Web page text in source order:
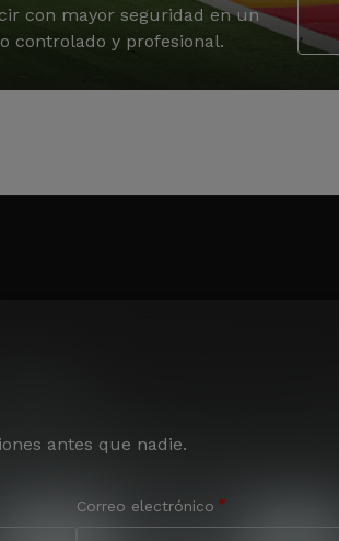
con mayor seguridad en un
controlado y profesional.
antes que nadie.
Correo electrónico